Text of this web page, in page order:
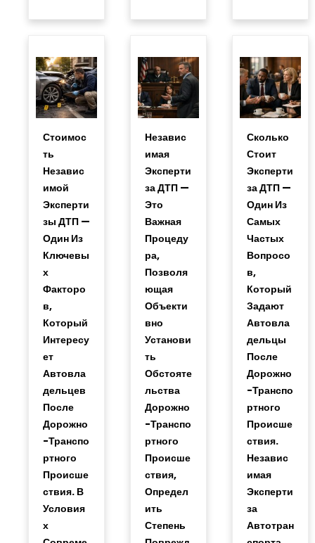
Стоимос
Ть
Независ
Имой
Эксперти
Зы ДТП —
Один Из
Ключевы
Х
Факторо
В,
Который
Интересу
Ет
Автовла
Дельцев
После
Дорожно
-транспо
Ртного
Происше
Ствия. В
Условия
Х
Независ
Имая
Эксперти
За ДТП —
Это
Важная
Процеду
Ра,
Позволя
Ющая
Объекти
Вно
Установи
Ть
Обстояте
Льства
Дорожно
-транспо
Ртного
Происше
Ствия,
Определ
Ить
Степень
Сколько
Стоит
Эксперти
За ДТП —
Один Из
Самых
Частых
Вопросо
В,
Который
Задают
Автовла
Дельцы
После
Дорожно
-транспо
Ртного
Происше
Ствия.
Независ
Имая
Эксперти
За
Автотран